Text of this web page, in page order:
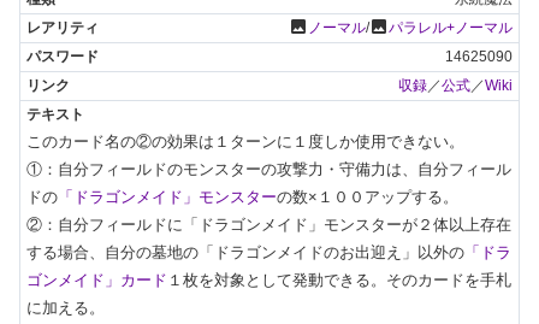
photo ノーマル/photoパラレル+ノーマル
14625090
収録 ／公式 ／Wiki
このカード名の②の効果は１ターンに１度しか使用できない。
①：自分フィールドのモンスターの攻撃力・守備力は、自分フィール
ドの 「ドラゴンメイド」モンスターの数×１００アップする。
②：自分フィールドに「ドラゴンメイド」モンスターが２体以上存在
する場合、自分の墓地の「ドラゴンメイドのお出迎え」以外の 「ドラ
ゴンメイド」カード １枚を対象として発動できる。そのカードを手札
に加える。